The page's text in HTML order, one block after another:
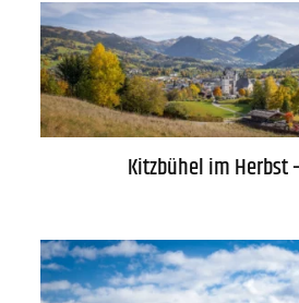
Kitzbühel im Herbst